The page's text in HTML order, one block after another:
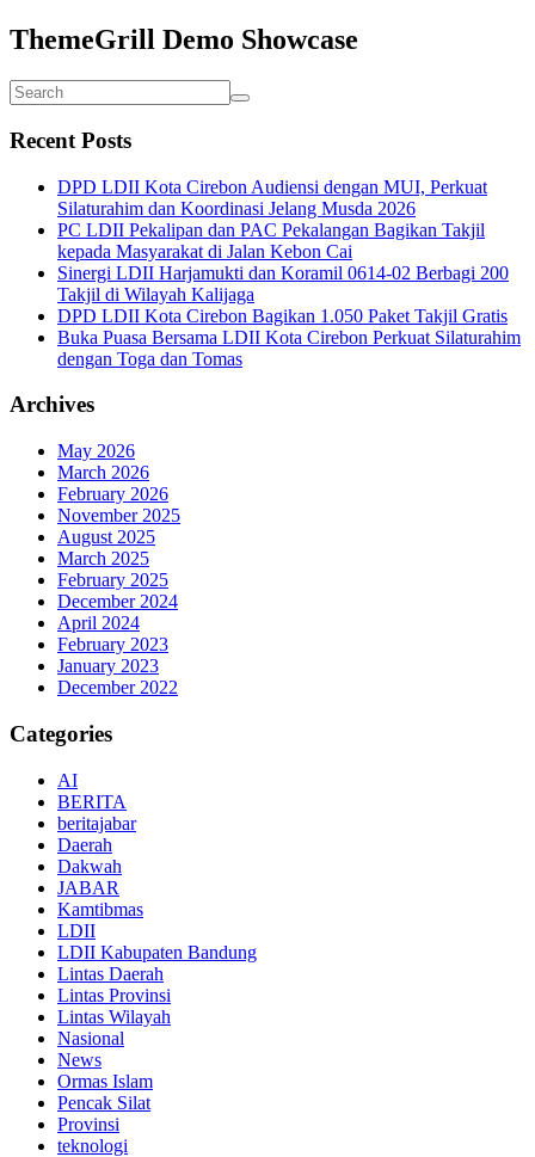
ThemeGrill Demo Showcase
Recent Posts
DPD LDII Kota Cirebon Audiensi dengan MUI, Perkuat
Silaturahim dan Koordinasi Jelang Musda 2026
PC LDII Pekalipan dan PAC Pekalangan Bagikan Takjil
kepada Masyarakat di Jalan Kebon Cai
Sinergi LDII Harjamukti dan Koramil 0614-02 Berbagi 200
Takjil di Wilayah Kalijaga
DPD LDII Kota Cirebon Bagikan 1.050 Paket Takjil Gratis
Buka Puasa Bersama LDII Kota Cirebon Perkuat Silaturahim
dengan Toga dan Tomas
Archives
May 2026
March 2026
February 2026
November 2025
August 2025
March 2025
February 2025
December 2024
April 2024
February 2023
January 2023
December 2022
Categories
AI
BERITA
beritajabar
Daerah
Dakwah
JABAR
Kamtibmas
LDII
LDII Kabupaten Bandung
Lintas Daerah
Lintas Provinsi
Lintas Wilayah
Nasional
News
Ormas Islam
Pencak Silat
Provinsi
teknologi